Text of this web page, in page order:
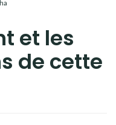
et les
de cette